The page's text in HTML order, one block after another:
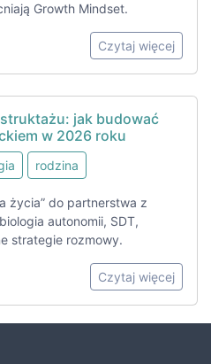
Growth Mindset.
Czytaj więcej
jak budować
w 2026 roku
rodzina
życia” do partnerstwa z
autonomii, SDT,
strategie rozmowy.
Czytaj więcej